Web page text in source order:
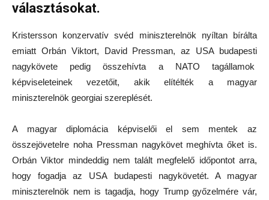
választásokat.
Kristersson konzervatív svéd miniszterelnök nyíltan bírálta
emiatt Orbán Viktort, David Pressman, az USA budapesti
nagykövete pedig összehívta a NATO tagállamok
képviseleteinek vezetőit, akik elítélték a magyar
miniszterelnök georgiai szereplését.
A magyar diplomácia képviselői el sem mentek az
összejövetelre noha Pressman nagykövet meghívta őket is.
Orbán Viktor mindeddig nem talált megfelelő időpontot arra,
hogy fogadja az USA budapesti nagykövetét. A magyar
miniszterelnök nem is tagadja, hogy Trump győzelmére vár,